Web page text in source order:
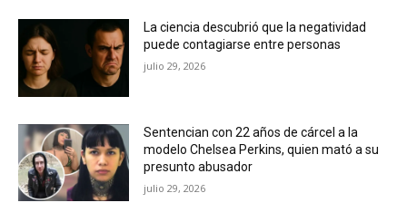
La ciencia descubrió que la negatividad
puede contagiarse entre personas
julio 29, 2026
Sentencian con 22 años de cárcel a la
modelo Chelsea Perkins, quien mató a su
presunto abusador
julio 29, 2026